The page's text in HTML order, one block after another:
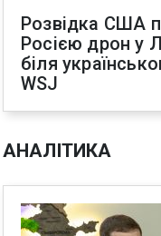
Розвідка США
Росією дрон у
біля
WSJ
АНАЛІТИКА